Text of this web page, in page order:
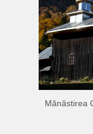
Mănăstirea